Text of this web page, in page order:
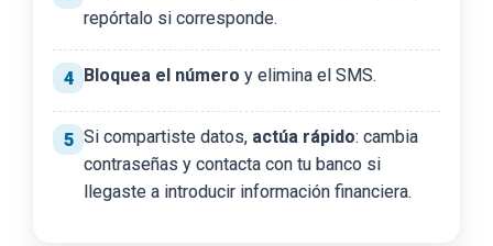
repórtalo si corresponde.
Bloquea el número y elimina el SMS.
Si compartiste datos, actúa rápido: cambia
contraseñas y contacta con tu banco si
llegaste a introducir información financiera.